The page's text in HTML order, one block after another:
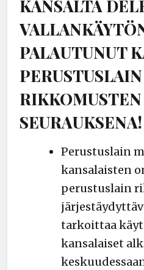
KANSALTA
PALAUTUNUT
PERUSTUSLAIN
RIKKOMUSTEN
SEURAUKSENA!
Perustuslain
kansalaisten
perustuslain
tarkoittaa
kansalaiset